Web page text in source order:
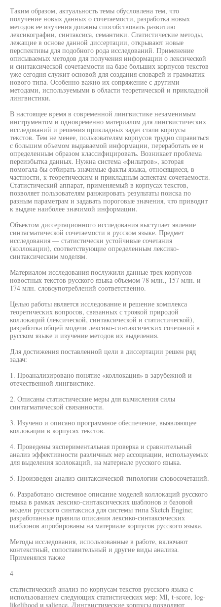
Таким образом, актуальность темы обусловлена тем, что
получение новых данных о сочетаемости, разработка новых
методов ее изучения должны способствовать развитию
лексикографии, синтаксиса, семантики. Статистические методы,
лежащие в основе данной диссертации, открывают новые
перспективы для подобного рода исследований. Применение
описываемых методов для получения информации о лексической
и синтаксической сочетаемости на базе больших корпусов текстов
уже сегодня служит основой для создания словарей и грамматик
нового типа. Особенно важно их сопряжение с другими
методами, используемыми в области теоретической и прикладной
лингвистики.
В настоящее время в современной лингвистике незаменимым
инструментом и одновременно материалом для лингвистических
исследований и решения прикладных задач стали корпусы
текстов. Тем не менее, пользователям корпусов трудно справиться
с большим объемом выдаваемой информации, переработать ее и
определенным образом классифицировать. Возникает проблема
переизбытка данных. Нужна система «фильтров», которая
помогала бы отбирать значимые факты языка, относящиеся, в
частности, к теоретическим и прикладным аспектам сочетаемости.
Статистический аппарат, применяемый в корпусах текстов,
позволяет пользователям ранжировать результаты поиска по
разным параметрам и задавать пороговые значения, что приводит
к выдаче наиболее значимой информации.
Объектом диссертационного исследования выступает явление
синтагматической сочетаемости в русском языке. Предмет
исследования — статистически устойчивые сочетания
(коллокации), соответствующие определенным лексико-
синтаксическим моделям.
Материалом исследования послужили данные трех корпусов
новостных текстов русского языка объемом 78 млн., 157 млн. и
174 млн. словоупотреблений соответственно.
Целью работы является исследование и решение комплекса
теоретических вопросов, связанных с троякой природой
коллокаций (лексической, синтаксической и статистической),
разработка общей модели лексико-синтаксических сочетаний в
русском языке и изучение методов их выделения.
Для достижения поставленной цели в диссертации решен ряд
задач:
1. Проанализировано понятие «коллокация» в зарубежной и
отечественной лингвистике.
2. Описаны статистические меры для вычисления силы
синтагматической связанности.
3. Изучено и описано программное обеспечение, выявляющее
коллокации в корпусах текстов.
4. Проведены экспериментальная проверка и сравнительный
анализ эффективности различных мер ассоциации, используемых
для выделения коллокаций, на материале русского языка.
5. Произведен анализ синтаксической типологии словосочетаний.
6. Разработано системное описание моделей коллокаций русского
языка в рамках лексико-синтаксических шаблонов и базовой
модели русского синтаксиса для системы типа Sketch Engine;
разработанные правила описания лексико-синтаксических
шаблонов апробированы на материале корпусов русского языка.
Методы исследования, использованные в работе, включают
контекстный, сопоставительный и другие виды анализа.
Применялся также
4
статистический анализ по корпусам текстов русского языка с
использованием следующих статистических мер: MI, t-score, log-
likelihood и salience. Лингвистические корпусы позволяют